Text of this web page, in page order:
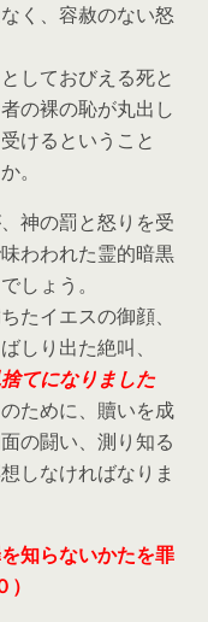
く、容赦のない怒
しておびえる死と
の裸の恥が丸出し
けるということ
。
神の罰と怒りを受
わわれた霊的暗黒
しょう。
たイエスの御顔、
しり出た絶叫、
てになりました
ために、贖いを成
の闘い、測り知る
しなければなりま
知らないかたを罪